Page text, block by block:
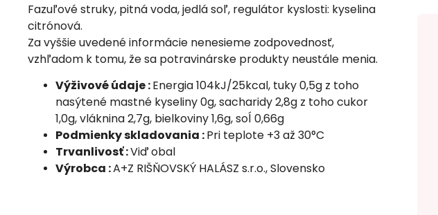
Fazuľové struky, pitná voda, jedlá soľ, regulátor kyslosti: kyselina
citrónová.
Za vyššie uvedené informácie nenesieme zodpovednosť,
vzhľadom k tomu, že sa potravinárske produkty neustále menia.
Výživové údaje :Energia 104kJ/25kcal, tuky 0,5g z toho
nasýtené mastné kyseliny 0g, sacharidy 2,8g z toho cukor
1,0g, vláknina 2,7g, bielkoviny 1,6g, soĺ 0,66g
Podmienky skladovania :Pri teplote +3 až 30°C
Trvanlivosť :Viď obal
Výrobca :A+Z RIŠŇOVSKÝ HALÁSZ s.r.o., Slovensko